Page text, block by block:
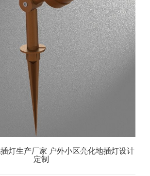
灯生产厂家 户外小区亮化地插灯设计
定制